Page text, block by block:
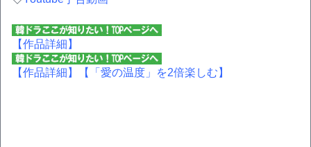
【作品詳細】
【作品詳細】 【「愛の温度」を2倍楽しむ】